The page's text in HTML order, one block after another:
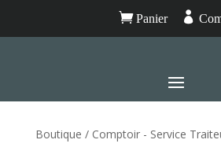
Panier 
Boutique / Comptoir - Service